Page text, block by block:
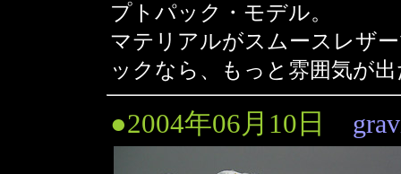
プトパック・モデル。
マテリアルがスムースレザ
ックなら、もっと雰囲気が
●2004年06月10日